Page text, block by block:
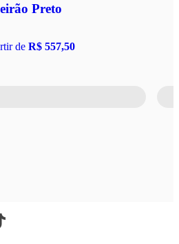
Preto
de R$ 557,50